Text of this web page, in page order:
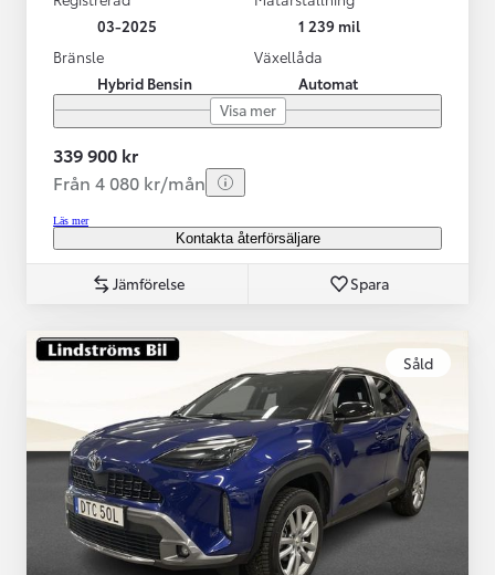
03-2025
1 239 mil
Bränsle
Hybrid Bensin
Växellåda
Automat
Visa mer
339 900 kr
Från 4 080 kr/mån
Läs mer
Kontakta återförsäljare
Jämförelse Spara
Såld